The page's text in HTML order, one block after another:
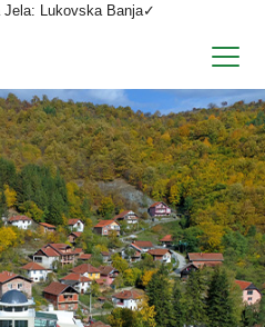
Jela: Lukovska Banja✓